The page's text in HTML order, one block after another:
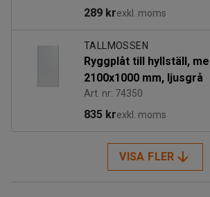
289 krexkl. moms
TALLMOSSEN
Ryggplåt till hyllställ,
2100x1000 mm, ljusgrå
Art. nr: 74350
835 krexkl. moms
VISA FLER